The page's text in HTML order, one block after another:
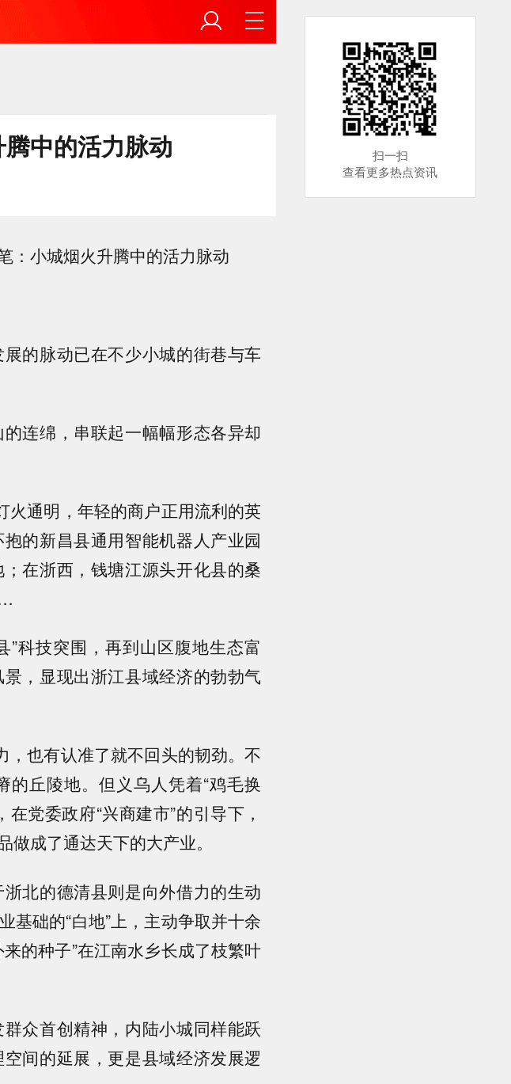
中的活力脉动
：小城烟火升腾中的活力脉动
的脉动已在不少小城的街巷与车
连绵，串联起一幅幅形态各异却
通明，年轻的商户正用流利的英
的新昌县通用智能机器人产业园
在浙西，钱塘江源头开化县的桑
科技突围，再到山区腹地生态富
，显现出浙江县域经济的勃勃气
也有认准了就不回头的韧劲。不
丘陵地。但义乌人凭着“鸡毛换
党委政府“兴商建市”的引导下，
成了通达天下的大产业。
北的德清县则是向外借力的生动
基础的“白地”上，主动争取并十余
的种子”在江南水乡长成了枝繁叶
众首创精神，内陆小城同样能跃
间的延展，更是县域经济发展逻
扫一扫
查看更多热点资讯